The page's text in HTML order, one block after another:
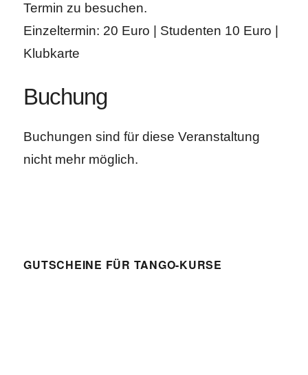
Termin zu besuchen.
Einzeltermin: 20 Euro | Studenten 10 Euro |
Klubkarte
Buchung
Buchungen sind für diese Veranstaltung
nicht mehr möglich.
GUTSCHEINE FÜR TANGO-KURSE